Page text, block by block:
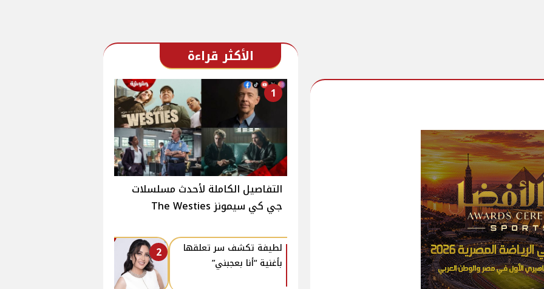
الأكثر قراءة
1
التفاصيل الكاملة لأحدث مسلسلات
جي كي سيمونز The Westies
2
لطيفة تكشف سر تعلقها
بأغنية “أنا بعجبني”